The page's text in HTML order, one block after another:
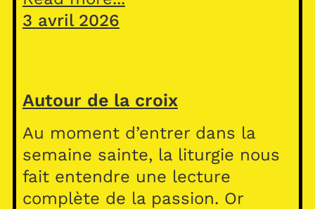
3 avril 2026
Autour de la croix
Au moment d’entrer dans la
semaine sainte, la liturgie nous
fait entendre une lecture
complète de la passion. Or